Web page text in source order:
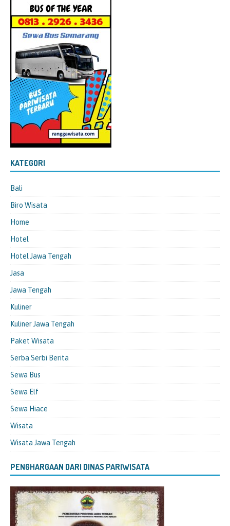
KATEGORI
Bali
Biro Wisata
Home
Hotel
Hotel Jawa Tengah
Jasa
Jawa Tengah
Kuliner
Kuliner Jawa Tengah
Paket Wisata
Serba Serbi Berita
Sewa Bus
Sewa Elf
Sewa Hiace
Wisata
Wisata Jawa Tengah
PENGHARGAAN DARI DINAS PARIWISATA